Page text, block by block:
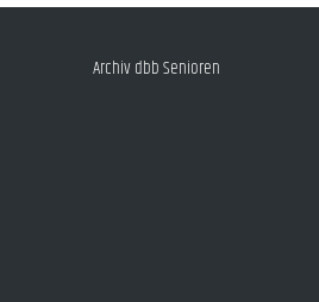
Archiv dbb Senioren